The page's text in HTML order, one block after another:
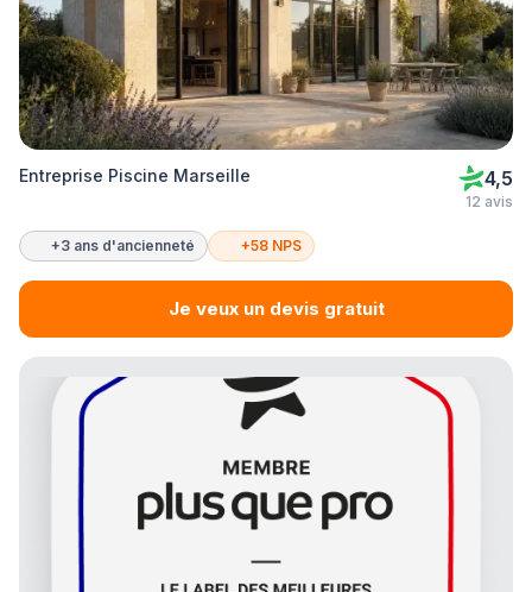
Entreprise Piscine Marseille 4,5
12 avis
+3 ans d'ancienneté +58 NPS
Je veux un devis gratuit